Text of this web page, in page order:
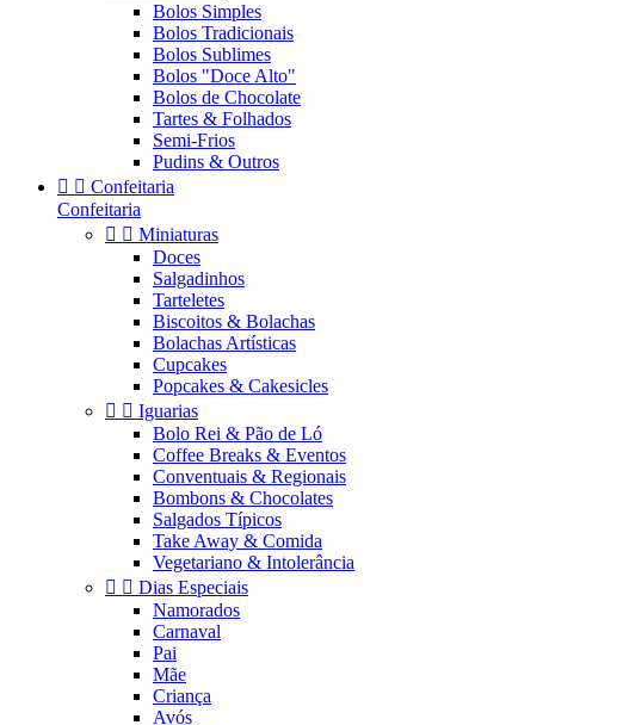
Bolos Simples
Bolos Tradicionais
Bolos Sublimes
Bolos "Doce Alto"
Bolos de Chocolate
Tartes & Folhados
Semi-Frios
Pudins & Outros
  Confeitaria
Confeitaria
  Miniaturas
Doces
Salgadinhos
Tarteletes
Biscoitos & Bolachas
Bolachas Artísticas
Cupcakes
Popcakes & Cakesicles
  Iguarias
Bolo Rei & Pão de Ló
Coffee Breaks & Eventos
Conventuais & Regionais
Bombons & Chocolates
Salgados Típicos
Take Away & Comida
Vegetariano & Intolerância
  Dias Especiais
Namorados
Carnaval
Pai
Mãe
Criança
Avós